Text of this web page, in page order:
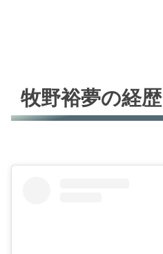
牧野裕夢の経歴